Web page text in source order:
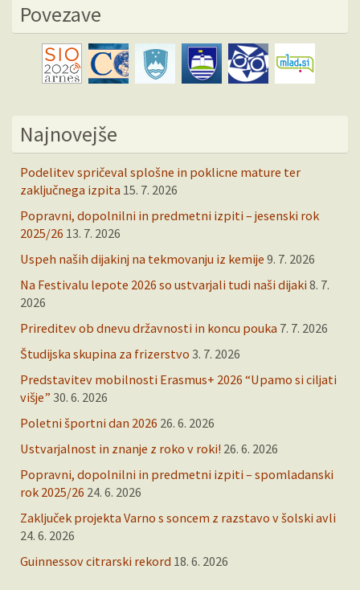
Povezave
Najnovejše
Podelitev spričeval splošne in poklicne mature ter
zaključnega izpita 15. 7. 2026
Popravni, dopolnilni in predmetni izpiti – jesenski rok
2025/26 13. 7. 2026
Uspeh naših dijakinj na tekmovanju iz kemije 9. 7. 2026
Na Festivalu lepote 2026 so ustvarjali tudi naši dijaki 8. 7.
2026
Prireditev ob dnevu državnosti in koncu pouka 7. 7. 2026
Študijska skupina za frizerstvo 3. 7. 2026
Predstavitev mobilnosti Erasmus+ 2026 “Upamo si ciljati
višje” 30. 6. 2026
Poletni športni dan 2026 26. 6. 2026
Ustvarjalnost in znanje z roko v roki! 26. 6. 2026
Popravni, dopolnilni in predmetni izpiti – spomladanski
rok 2025/26 24. 6. 2026
Zaključek projekta Varno s soncem z razstavo v šolski avli
24. 6. 2026
Guinnessov citrarski rekord 18. 6. 2026